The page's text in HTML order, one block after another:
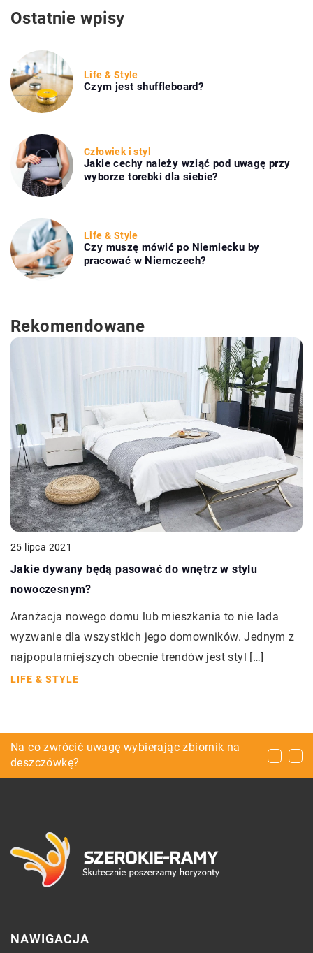
Ostatnie wpisy
Life & Style
Czym jest shuffleboard?
Człowiek i styl
Jakie cechy należy wziąć pod uwagę przy
wyborze torebki dla siebie?
Life & Style
Czy muszę mówić po Niemiecku by
pracować w Niemczech?
Rekomendowane
25 lipca 2021
Jakie dywany będą pasować do wnętrz w stylu
nowoczesnym?
Aranżacja nowego domu lub mieszkania to nie lada
wyzwanie dla wszystkich jego domowników. Jednym z
najpopularniejszych obecnie trendów jest styl […]
LIFE & STYLE
Aranżacja salonu – jakie meble wybrać?
Na co zwrócić uwagę wybierając zbiornik na
deszczówkę?
Jak wygląda badanie wzroku?
NAWIGACJA